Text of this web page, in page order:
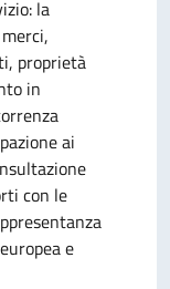
la
proprietà
in
ai
con le
e